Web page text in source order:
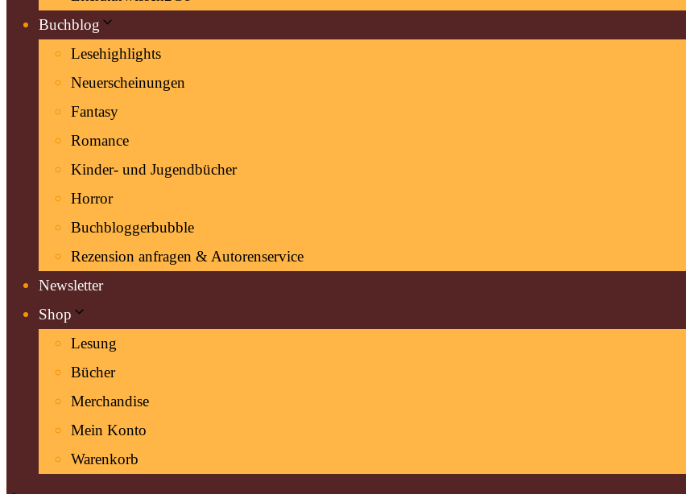
Buchblog
Lesehighlights
Neuerscheinungen
Fantasy
Romance
Kinder- und Jugendbücher
Horror
Buchbloggerbubble
Rezension anfragen & Autorenservice
Newsletter
Shop
Lesung
Bücher
Merchandise
Mein Konto
Warenkorb